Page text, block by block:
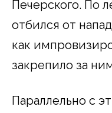
Печерского. По
отбился от
как
закрепило за
Параллельно с